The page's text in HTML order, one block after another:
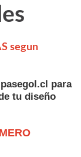
segun
para
tu diseño